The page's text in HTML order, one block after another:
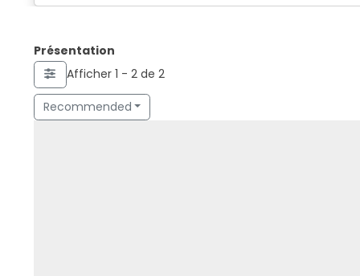
Présentation
Afficher 1 - 2 de 2
Recommended